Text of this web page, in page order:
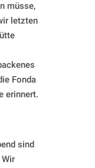
müsse,
letzten
Fonda
erinnert.
sind